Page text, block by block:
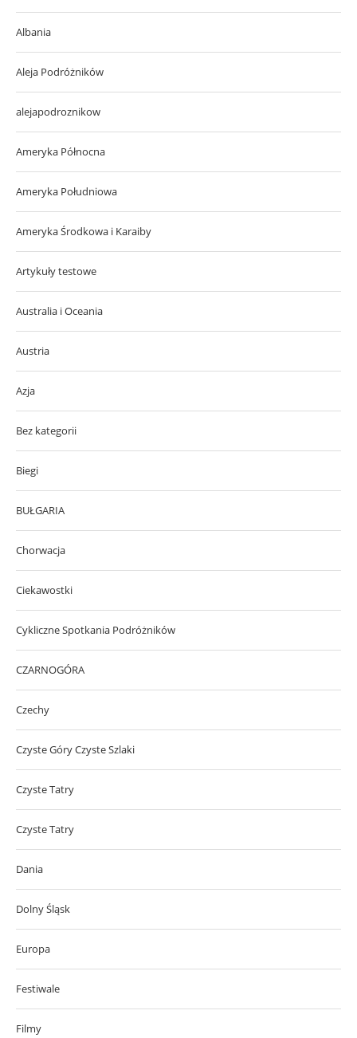
Albania
Aleja Podróżników
alejapodroznikow
Ameryka Północna
Ameryka Południowa
Ameryka Środkowa i Karaiby
Artykuły testowe
Australia i Oceania
Austria
Azja
Bez kategorii
Biegi
BUŁGARIA
Chorwacja
Ciekawostki
Cykliczne Spotkania Podróżników
CZARNOGÓRA
Czechy
Czyste Góry Czyste Szlaki
Czyste Tatry
Czyste Tatry
Dania
Dolny Śląsk
Europa
Festiwale
Filmy